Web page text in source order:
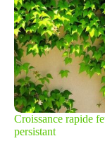
Croissance rapide
persistant